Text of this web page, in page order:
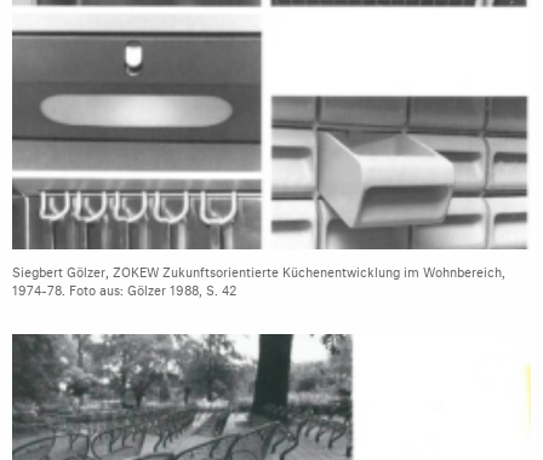
Siegbert Gölzer, ZOKEW Zukunftsorientierte Küchenentwicklung im Wohnbereich,
1974-78. Foto aus: Gölzer 1988, S. 42